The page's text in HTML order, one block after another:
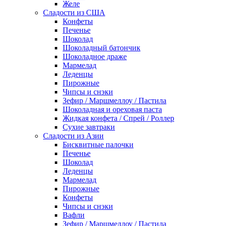
Желе
Сладости из США
Конфеты
Печенье
Шоколад
Шоколадный батончик
Шоколадное драже
Мармелад
Леденцы
Пирожные
Чипсы и снэки
Зефир / Маршмеллоу / Пастила
Шоколадная и ореховая паста
Жидкая конфета / Спрей / Роллер
Сухие завтраки
Сладости из Азии
Бисквитные палочки
Печенье
Шоколад
Леденцы
Мармелад
Пирожные
Конфеты
Чипсы и снэки
Вафли
Зефир / Маршмеллоу / Пастила